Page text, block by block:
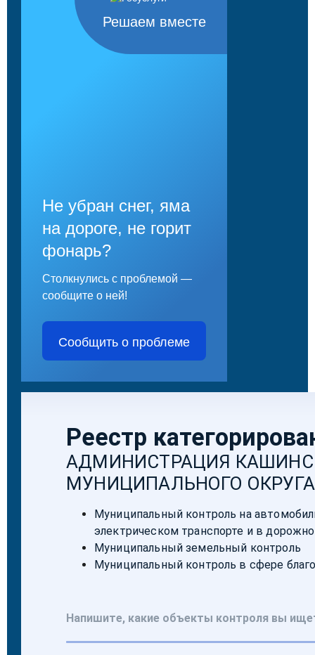
Решаем вместе
Не убран снег, яма
на дороге, не горит
фонарь?
Столкнулись с проблемой —
сообщите о ней!
Сообщить о проблеме